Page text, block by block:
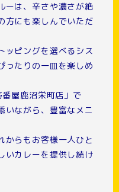
ーは、辛さや濃さが絶
方にも楽しんでいただ
ッピングを選べるシス
ったりの一皿を楽しめ
屋鹿沼栄町店」で
いながら、豊富なメニ
からもお客様一人ひと
いカレーを提供し続け